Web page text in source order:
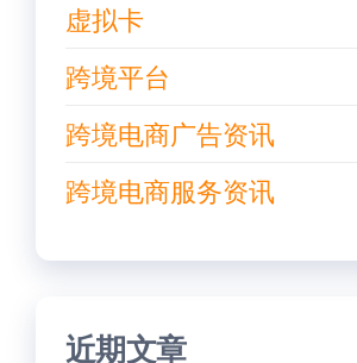
虚拟卡
跨境平台
跨境电商广告资讯
跨境电商服务资讯
近期文章